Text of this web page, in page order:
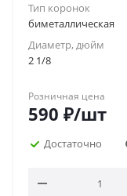
Тип коронок
биметаллическая
Диаметр, дюйм
2 1/8
Розничная цена
590 ₽/шт
Достаточно